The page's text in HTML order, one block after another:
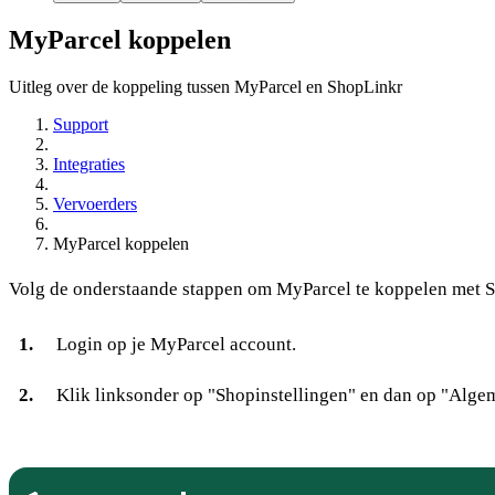
MyParcel koppelen
Uitleg over de koppeling tussen MyParcel en ShopLinkr
Support
Integraties
Vervoerders
MyParcel koppelen
Volg de onderstaande stappen om MyParcel te koppelen met
Login op je MyParcel account.
Klik linksonder op "Shopinstellingen" en dan op